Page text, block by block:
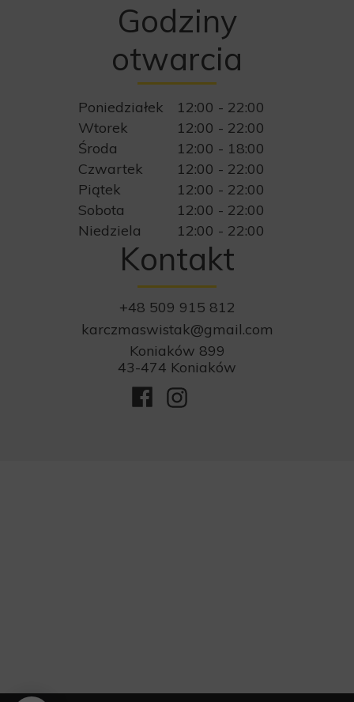
Kontakt
+48 509 915 812
karczmaswistak@gmail.com
Koniaków 899
43-474 Koniaków
Godziny
otwarcia
Poniedziałek
Wtorek
Środa
Czwartek
Piątek
Sobota
Niedziela
12:00 - 22:00
12:00 - 22:00
12:00 - 18:00
12:00 - 22:00
12:00 - 22:00
12:00 - 22:00
12:00 - 22:00